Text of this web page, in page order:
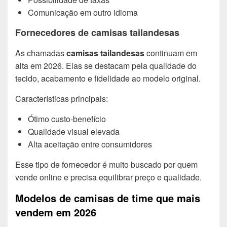
Comunicação em outro idioma
Fornecedores de camisas tailandesas
As chamadascamisas tailandesascontinuam em
alta em 2026. Elas se destacam pela qualidade do
tecido, acabamento e fidelidade ao modelo original.
Características principais:
Ótimo custo-benefício
Qualidade visual elevada
Alta aceitação entre consumidores
Esse tipo de fornecedor é muito buscado por quem
vende online e precisa equilibrar preço e qualidade.
Modelos de camisas de time que mais
vendem em 2026